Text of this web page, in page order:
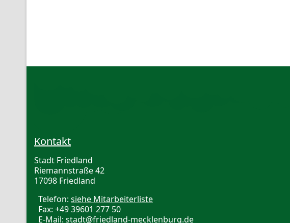
Kontakt
Stadt Friedland
Riemannstraße 42
17098 Friedland
Telefon: siehe Mitarbeiterliste
Fax: +49 39601 277 50
E-Mail: stadt@friedland-mecklenburg.de